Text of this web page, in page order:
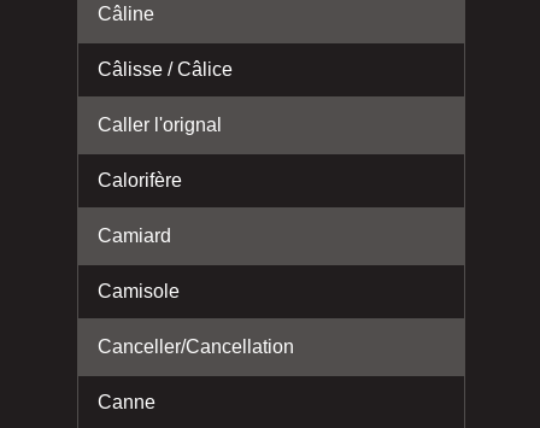
Câline
Câlisse / Câlice
Caller l'orignal
Calorifère
Camiard
Camisole
Canceller/Cancellation
Canne